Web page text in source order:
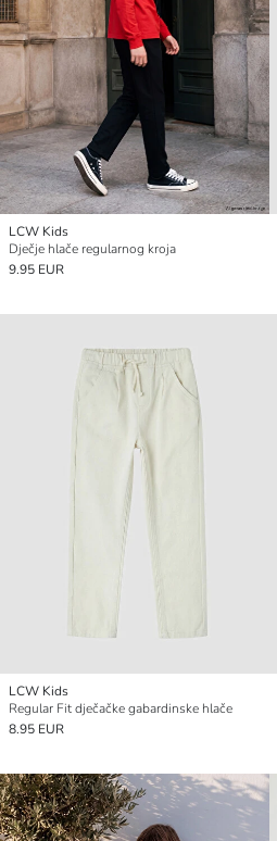
LCW Kids
Dječje hlače regularnog kroja
9.95 EUR
LCW Kids
Regular Fit dječačke gabardinske hlače
8.95 EUR